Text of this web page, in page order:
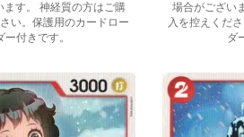
ます。 神経質の方はご購
い。保護用のカードロー
ー付きです。
場合がござい
入を控えくだ
ダ